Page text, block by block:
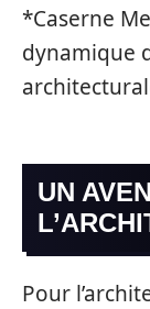
*Caserne
dynamique
UN
Pour